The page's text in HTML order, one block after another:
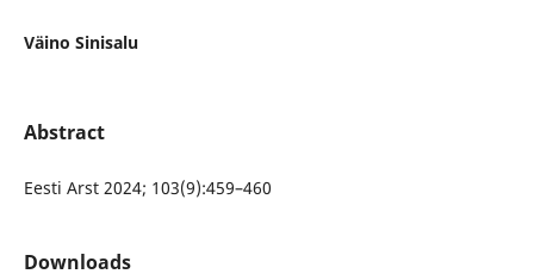
Väino Sinisalu
Abstract
Eesti Arst 2024; 103(9):459–460
Downloads